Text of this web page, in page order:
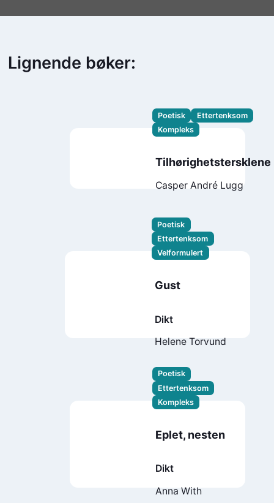
Lignende bøker:
Poetisk
Ettertenksom
Kompleks
Tilhørighetstersklene
Casper André Lugg
Poetisk
Ettertenksom
Velformulert
Gust
Dikt
Helene Torvund
Poetisk
Ettertenksom
Kompleks
Eplet, nesten
Dikt
Anna With